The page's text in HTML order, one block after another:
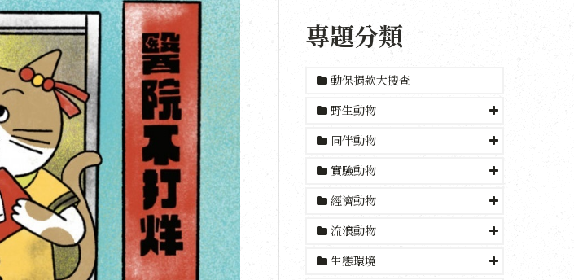
專題分類
動保捐款大搜查
野生動物
同伴動物
實驗動物
經濟動物
流浪動物
生態環境